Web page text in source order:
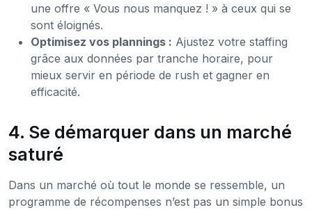
une offre « Vous nous manquez ! » à ceux qui se
sont éloignés.
Optimisez vos plannings : Ajustez votre staffing
grâce aux données par tranche horaire, pour
mieux servir en période de rush et gagner en
efficacité.
4. Se démarquer dans un marché
saturé
Dans un marché où tout le monde se ressemble, un
programme de récompenses n’est pas un simple bonus